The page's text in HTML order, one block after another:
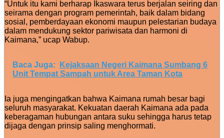
“Untuk itu kami berharap Ikaswara terus berjalan seiring dan
seirama dengan program pemerintah, baik dalam bidang
sosial, pemberdayaan ekonomi maupun pelestarian budaya
dalam mendukung sektor pariwisata dan harmoni di
Kaimana,” ucap Wabup.
Baca Juga:
Kejaksaan Negeri Kaimana Sumbang 6
Unit Tempat Sampah untuk Area Taman Kota
Ia juga mengingatkan bahwa Kaimana rumah besar bagi
seluruh masyarakat. Kekuatan daerah Kaimana ada pada
keberagaman hubungan antara suku sehingga harus tetap
dijaga dengan prinsip saling menghormati.